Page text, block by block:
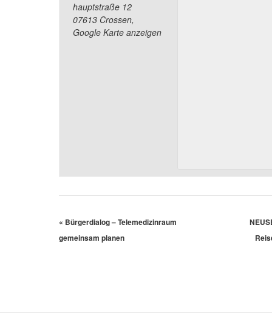
hauptstraße 12
07613 Crossen,
Google Karte anzeigen
« Bürgerdialog – Telemedizinraum
gemeinsam planen